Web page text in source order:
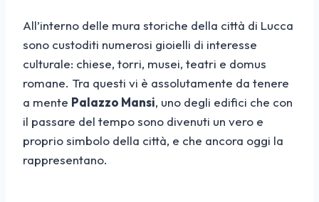
All’interno delle mura storiche della città di Lucca
sono custoditi numerosi gioielli di interesse
culturale: chiese, torri, musei, teatri e domus
romane. Tra questi vi è assolutamente da tenere
a mente Palazzo Mansi, uno degli edifici che con
il passare del tempo sono divenuti un vero e
proprio simbolo della città, e che ancora oggi la
rappresentano.